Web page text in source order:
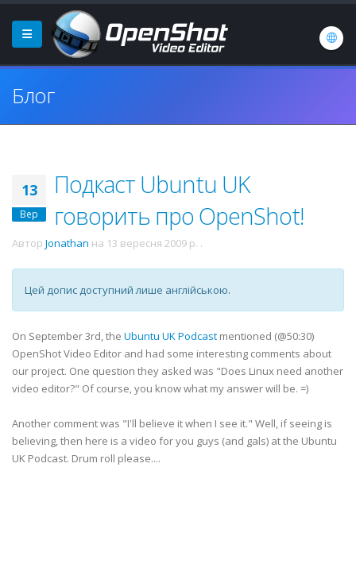
Блог
13
Вер
Подкаст Ubuntu UK
говорить про OpenShot!
Автор Jonathan на 13 вересня 2009 р. .
Цей допис доступний лише англійською.
On September 3rd, the Ubuntu UK Podcast mentioned (@50:30)
OpenShot Video Editor and had some interesting comments about
our project. One question they asked was "Does Linux need another
video editor?" Of course, you know what my answer will be. =)
Another comment was "I'll believe it when I see it." Well, if seeing is
believing, then here is a video for you guys (and gals) at the Ubuntu
UK Podcast. Drum roll please....